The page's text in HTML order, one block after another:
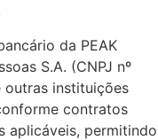
da PEAK
S.A. (CNPJ nº
outras instituições
contratos
aplicáveis, permitindo